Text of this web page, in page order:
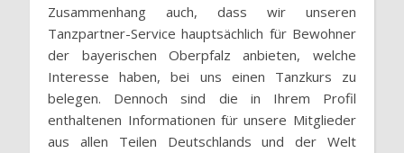
Zusammenhang auch, dass wir unseren
Tanzpartner-Service hauptsächlich für Bewohner
der bayerischen Oberpfalz anbieten, welche
Interesse haben, bei uns einen Tanzkurs zu
belegen. Dennoch sind die in Ihrem Profil
enthaltenen Informationen für unsere Mitglieder
aus allen Teilen Deutschlands und der Welt